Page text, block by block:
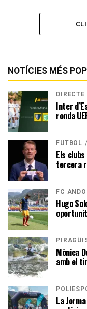
NOTÍCIES MÉS
DIRECTE
Inter
ronda
FUTBOL
Els
tercera
FC
Hugo
Mònica
amb el
La